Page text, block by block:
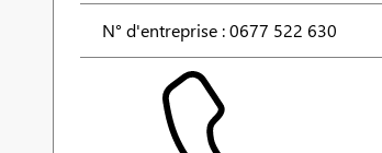
N° d'entreprise : 0677 522 630